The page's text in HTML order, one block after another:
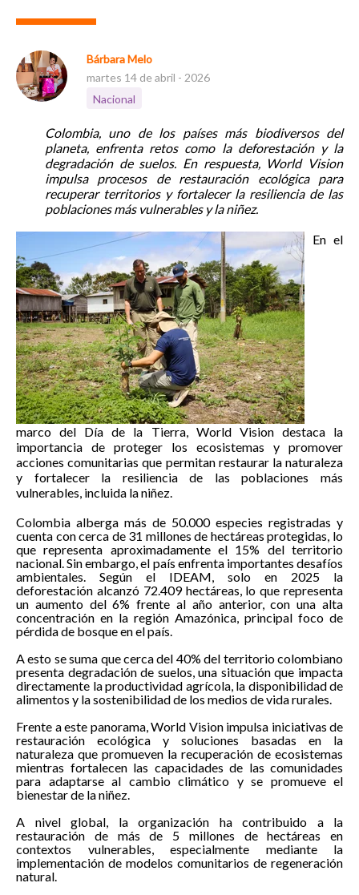
Bárbara Melo
martes 14 de abril - 2026
Nacional
Colombia, uno de los países más biodiversos del
planeta, enfrenta retos como la deforestación y la
degradación de suelos. En respuesta, World Vision
impulsa procesos de restauración ecológica para
recuperar territorios y fortalecer la resiliencia de las
poblaciones más vulnerables y la niñez.
En el
marco del Día de la Tierra, World Vision destaca la
importancia de proteger los ecosistemas y promover
acciones comunitarias que permitan restaurar la naturaleza
y fortalecer la resiliencia de las poblaciones más
vulnerables, incluida la niñez.
Colombia alberga más de 50.000 especies registradas y
cuenta con cerca de 31 millones de hectáreas protegidas, lo
que representa aproximadamente el 15% del territorio
nacional. Sin embargo, el país enfrenta importantes desafíos
ambientales. Según el IDEAM, solo en 2025 la
deforestación alcanzó 72.409 hectáreas, lo que representa
un aumento del 6% frente al año anterior, con una alta
concentración en la región Amazónica, principal foco de
pérdida de bosque en el país.
A esto se suma que cerca del 40% del territorio colombiano
presenta degradación de suelos, una situación que impacta
directamente la productividad agrícola, la disponibilidad de
alimentos y la sostenibilidad de los medios de vida rurales.
Frente a este panorama, World Vision impulsa iniciativas de
restauración ecológica y soluciones basadas en la
naturaleza que promueven la recuperación de ecosistemas
mientras fortalecen las capacidades de las comunidades
para adaptarse al cambio climático y se promueve el
bienestar de la niñez.
A nivel global, la organización ha contribuido a la
restauración de más de 5 millones de hectáreas en
contextos vulnerables, especialmente mediante la
implementación de modelos comunitarios de regeneración
natural.